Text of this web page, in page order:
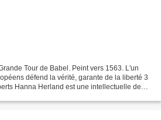
Tour de Babel. Peint vers 1563. L'un
défend la vérité, garante de la liberté 3
Hanna Herland est une intellectuelle de